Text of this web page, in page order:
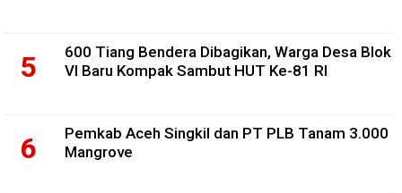
600 Tiang Bendera Dibagikan, Warga Desa Blok
VI Baru Kompak Sambut HUT Ke-81 RI
Pemkab Aceh Singkil dan PT PLB Tanam 3.000
Mangrove